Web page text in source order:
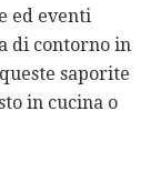
ed eventi
di contorno in
saporite
in cucina o